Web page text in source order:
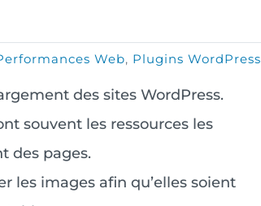
Web, Plugins WordPress
des sites WordPress.
souvent les ressources les
des pages.
les images afin qu’elles soient